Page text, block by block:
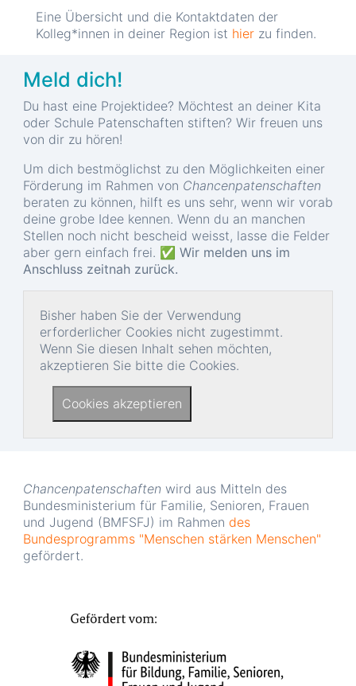
Eine Übersicht und die Kontaktdaten der
Kolleg*innen in deiner Region ist hier zu finden.
Meld dich!
Du hast eine Projektidee? Möchtest an deiner Kita
oder Schule Patenschaften stiften? Wir freuen uns
von dir zu hören!
Um dich bestmöglichst zu den Möglichkeiten einer
Förderung im Rahmen von Chancenpatenschaften
beraten zu können, hilft es uns sehr, wenn wir vorab
deine grobe Idee kennen. Wenn du an manchen
Stellen noch nicht bescheid weisst, lasse die Felder
aber gern einfach frei. ✅ Wir melden uns im
Anschluss zeitnah zurück.
Bisher haben Sie der Verwendung
erforderlicher Cookies nicht zugestimmt.
Wenn Sie diesen Inhalt sehen möchten,
akzeptieren Sie bitte die Cookies.
Cookies akzeptieren
Chancenpatenschaften wird aus Mitteln des
Bundesministerium für Familie, Senioren, Frauen
und Jugend (BMFSFJ) im Rahmen des
Bundesprogramms "Menschen stärken Menschen"
gefördert.